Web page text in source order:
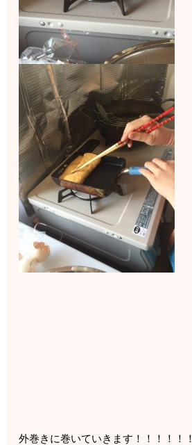
外巻きに巻いていきます！！！！！！